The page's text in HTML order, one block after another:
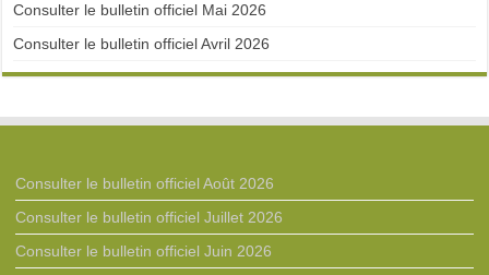
Consulter le bulletin officiel Mai 2026
Consulter le bulletin officiel Avril 2026
Consulter le bulletin officiel Août 2026
Consulter le bulletin officiel Juillet 2026
Consulter le bulletin officiel Juin 2026